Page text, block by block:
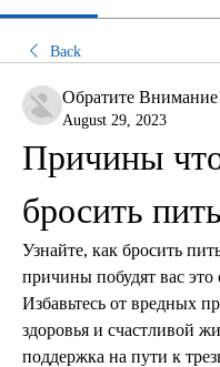
Back
Обратите
August 29, 2023
Причины
бросить пить
Узнайте, как бросить
причины побудят вас это
Избавьтесь от вредных
здоровья и счастливой
поддержка на пути к